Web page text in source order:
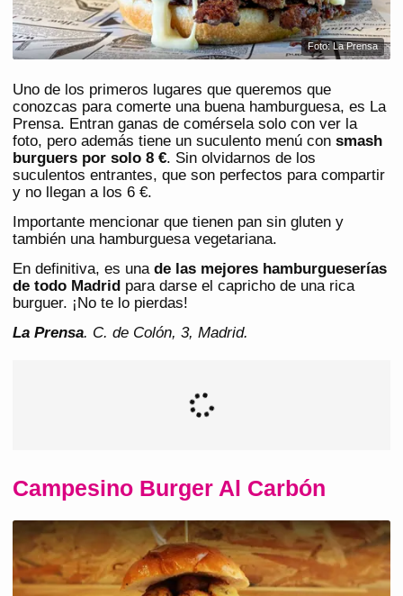
Foto: La Prensa
Uno de los primeros lugares que queremos que
conozcas para comerte una buena hamburguesa, es La
Prensa. Entran ganas de comérsela solo con ver la
foto, pero además tiene un suculento menú con smash
burguers por solo 8 €. Sin olvidarnos de los
suculentos entrantes, que son perfectos para compartir
y no llegan a los 6 €.
Importante mencionar que tienen pan sin gluten y
también una hamburguesa vegetariana.
En definitiva, es unade las mejores hamburgueserías
de todo Madrid para darse el capricho de una rica
burguer. ¡No te lo pierdas!
La Prensa. C. de Colón, 3, Madrid.
Campesino Burger Al Carbón